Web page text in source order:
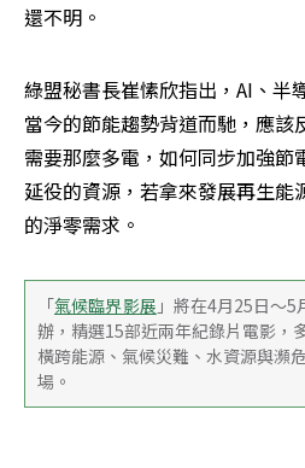
還不明。
綠盟秘書長崔愫欣指出，AI、半
當今的節能趨勢背道而馳，應該
需要那麼多電，如何同步加強節
延役的資源，若拿來發展再生能
的淨零需求。
「氣候臨界影展 」將在4月25日～
辦，精選15部近兩年紀錄片電影，
橫跨能源、氣候災難、水資源與瀕
場。